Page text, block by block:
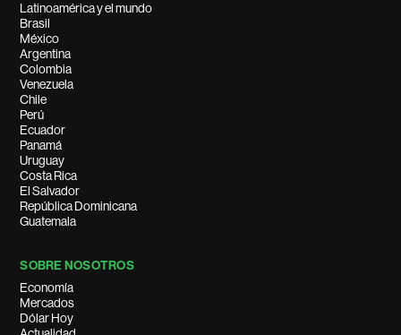
Latinoamérica y el mundo
Brasil
México
Argentina
Colombia
Venezuela
Chile
Perú
Ecuador
Panamá
Uruguay
Costa Rica
El Salvador
República Dominicana
Guatemala
SOBRE NOSOTROS
Economía
Mercados
Dólar Hoy